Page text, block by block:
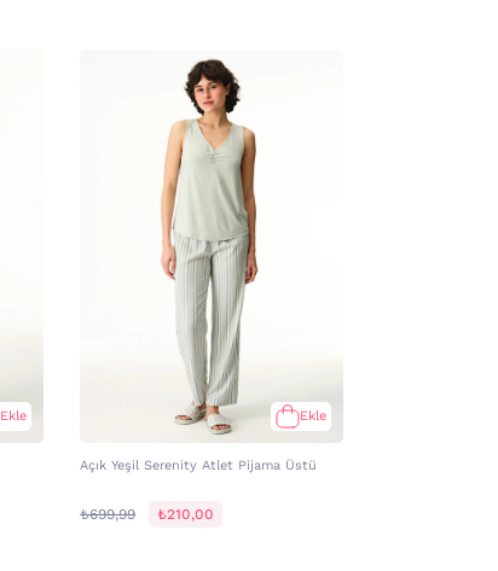
Ekle Ekle
Açık Yeşil Serenity Atlet Pijama Üstü
₺699,99 ₺210,00